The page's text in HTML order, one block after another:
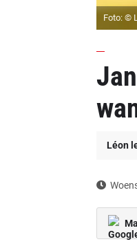
Foto: ©
Léon